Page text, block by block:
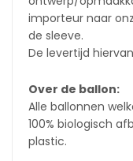
importeur naar
de sleeve.
De levertijd
Over de ballon:
Alle ballonnen
100% biologisch
plastic.